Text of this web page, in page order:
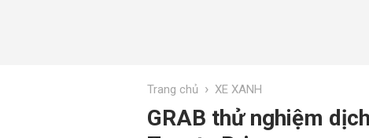
Trang chủ › XE XANH
GRAB thử nghiệm